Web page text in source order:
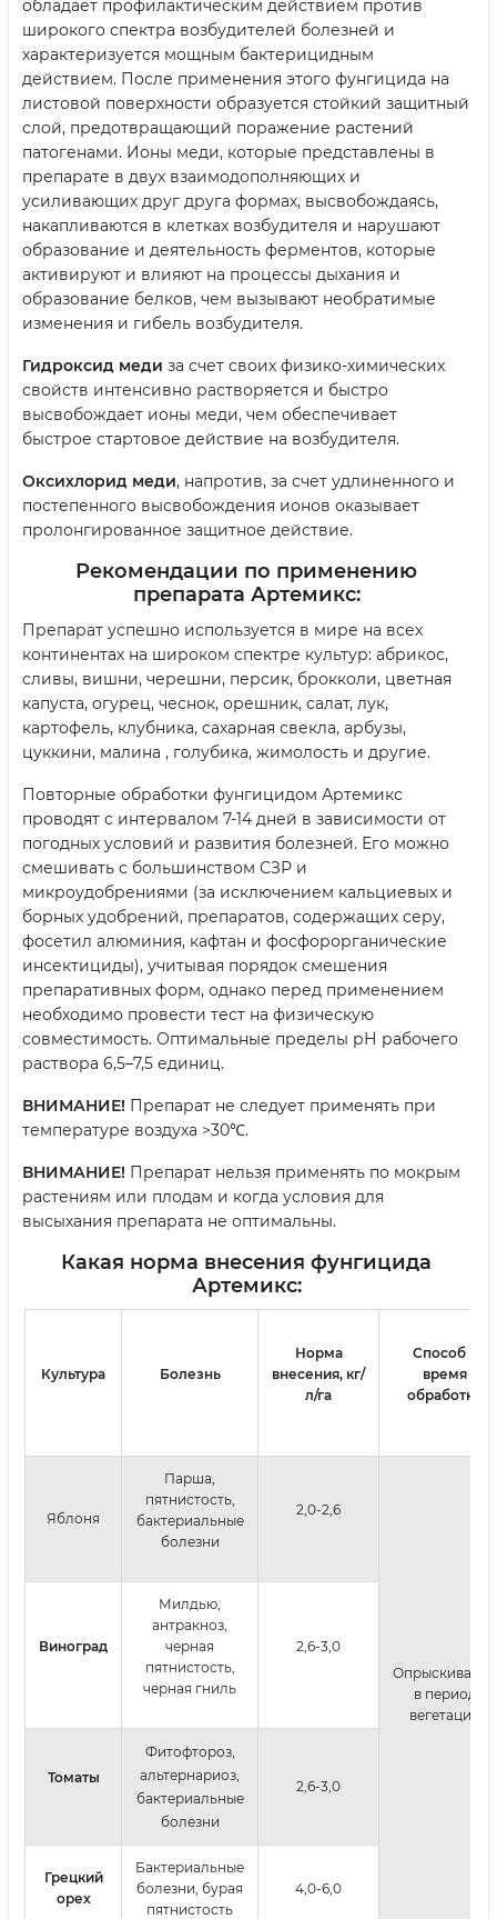
обладает профилактическим действием против
широкого спектра возбудителей болезней и
характеризуется мощным бактерицидным
действием. После применения этого фунгицида на
листовой поверхности образуется стойкий защитный
слой, предотвращающий поражение растений
патогенами. Ионы меди, которые представлены в
препарате в двух взаимодополняющих и
усиливающих друг друга формах, высвобождаясь,
накапливаются в клетках возбудителя и нарушают
образование и деятельность ферментов, которые
активируют и влияют на процессы дыхания и
образование белков, чем вызывают необратимые
изменения и гибель возбудителя.
Гидроксид меди за счет своих физико-химических
свойств интенсивно растворяется и быстро
высвобождает ионы меди, чем обеспечивает
быстрое стартовое действие на возбудителя.
Оксихлорид меди, напротив, за счет удлиненного и
постепенного высвобождения ионов оказывает
пролонгированное защитное действие.
Рекомендации по применению
препарата Артемикс:
Препарат успешно используется в мире на всех
континентах на широком спектре культур: абрикос,
сливы, вишни, черешни, персик, брокколи, цветная
капуста, огурец, чеснок, орешник, салат, лук,
картофель, клубника, сахарная свекла, арбузы,
цуккини, малина , голубика, жимолость и другие.
Повторные обработки фунгицидом Артемикс
проводят с интервалом 7-14 дней в зависимости от
погодных условий и развития болезней. Его можно
смешивать с большинством СЗР и
микроудобрениями (за исключением кальциевых и
борных удобрений, препаратов, содержащих серу,
фосетил алюминия, кафтан и фосфорорганические
инсектициды), учитывая порядок смешения
препаративных форм, однако перед применением
необходимо провести тест на физическую
совместимость. Оптимальные пределы рН рабочего
раствора 6,5–7,5 единиц.
ВНИМАНИЕ! Препарат не следует применять при
температуре воздуха >30℃.
ВНИМАНИЕ! Препарат нельзя применять по мокрым
растениям или плодам и когда условия для
высыхания препарата не оптимальны.
Какая норма внесения фунгицида
Артемикс:
Культура Болезнь
Норма
внесения, кг/
л/га
Способ и
время
обработки
Яблоня
Парша,
пятнистость,
бактериальные
болезни
2,0-2,6
Опрыскивание
в период
вегетации
Виноград
Милдью,
антракноз,
черная
пятнистость,
черная гниль
2,6-3,0
Томаты
Фитофтороз,
альтернариоз,
бактериальные
болезни
2,6-3,0
Грецкий
орех
Бактериальные
болезни, бурая
пятнистость
4,0-6,0